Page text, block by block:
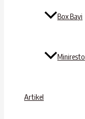
Box Bayi
Miniresto
Artikel